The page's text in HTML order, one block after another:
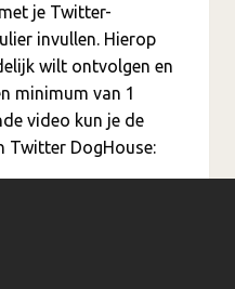
met je Twitter-
invullen. Hierop
wilt ontvolgen en
minimum van 1
video kun je de
Twitter DogHouse: